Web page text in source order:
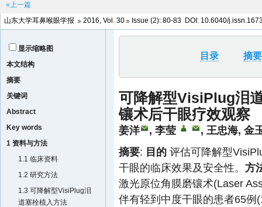
«上一篇
山东大学耳鼻喉眼学报
2016, Vol. 30 Issue (2): 80-83 DOI: 10.6040/
显示缩略图
本文结构
摘要
关键词
Abstract
Key words
1 资料与方法
1.1 临床资料
1.2 研究方法
1.3 可降解型VisiPlug泪
道塞栓植入方法
目录 摘要
可降解型VisiPlug泪
镶术后干眼疗效观察
姜洋 , 李莹
, 王忠海,
摘要: 目的 评估可降解型
干眼的临床效果及安全性。 方
激光原位角膜磨镶术(Laser
伴有轻到中度干眼的患者65